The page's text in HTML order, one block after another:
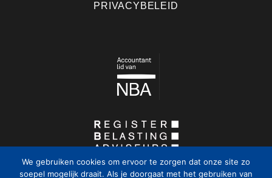
PRIVACYBELEID
We gebruiken cookies om ervoor te zorgen dat onze site zo
soepel mogelijk draait. Als je doorgaat met het gebruiken van